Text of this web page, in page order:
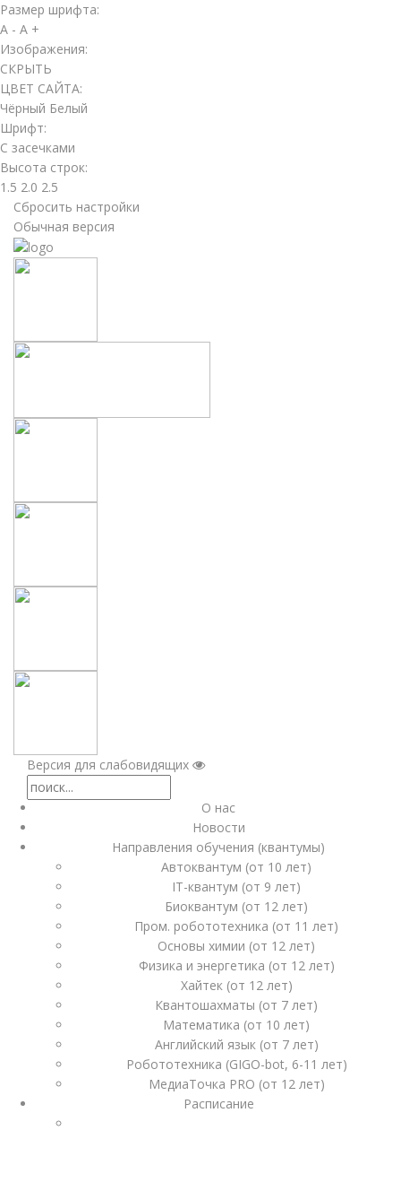
Размер шрифта:
A - A +
Изображения:
СКРЫТЬ
ЦВЕТ САЙТА:
Чёрный Белый
Шрифт:
С засечками
Высота строк:
1.5 2.0 2.5
Сбросить настройки
Обычная версия
Версия для слабовидящих
О нас
Новости
Направления обучения (квантумы)
Автоквантум (от 10 лет)
IT-квантум (от 9 лет)
Биоквантум (от 12 лет)
Пром. робототехника (от 11 лет)
Основы химии (от 12 лет)
Физика и энергетика (от 12 лет)
Хайтек (от 12 лет)
Квантошахматы (от 7 лет)
Математика (от 10 лет)
Английский язык (от 7 лет)
Робототехника (GIGO-bot, 6-11 лет)
МедиаТочка PRO (от 12 лет)
Расписание